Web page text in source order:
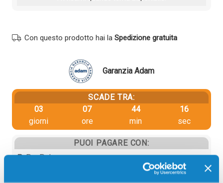
Con questo prodotto hai la Spedizione gratuita
Garanzia Adam
SCADE TRA:
03
giorni
07
ore
44
min
16
sec
PUOI PAGARE CON:
PayPal